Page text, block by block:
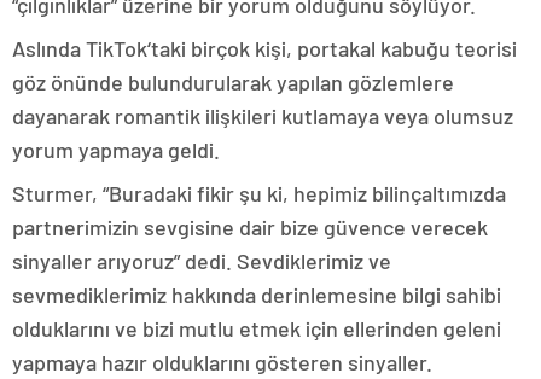
Aslında TikTok‘taki birçok kişi, portakal kabuğu teorisi
göz önünde bulundurularak yapılan gözlemlere
dayanarak romantik ilişkileri kutlamaya veya olumsuz
yorum yapmaya geldi.
Sturmer, “Buradaki fikir şu ki, hepimiz bilinçaltımızda
partnerimizin sevgisine dair bize güvence verecek
sinyaller arıyoruz” dedi. Sevdiklerimiz ve
sevmediklerimiz hakkında derinlemesine bilgi sahibi
olduklarını ve bizi mutlu etmek için ellerinden geleni
yapmaya hazır olduklarını gösteren sinyaller.